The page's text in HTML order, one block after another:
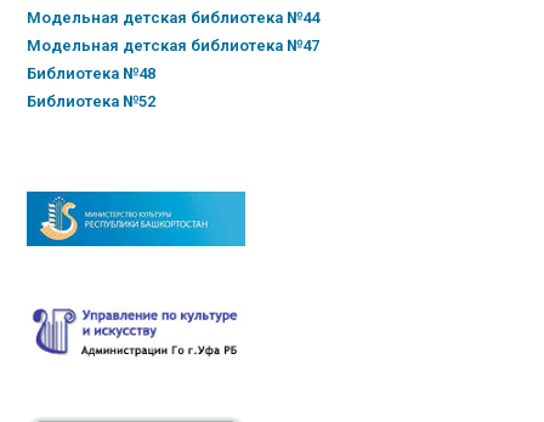
Модельная детская библиотека №44
Модельная детская библиотека №47
Библиотека №48
Библиотека №52